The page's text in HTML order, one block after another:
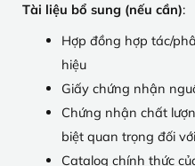
Tài liệu bổ sung (nếu cần):
Hợp đồng hợp tác/
hiệu
Giấy chứng nhận
Chứng nhận chất
biệt quan trọng đối
Catalog chính thức